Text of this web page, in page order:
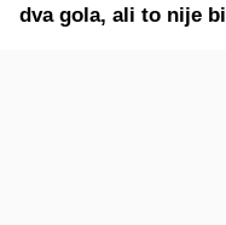
dva gola, ali to nije